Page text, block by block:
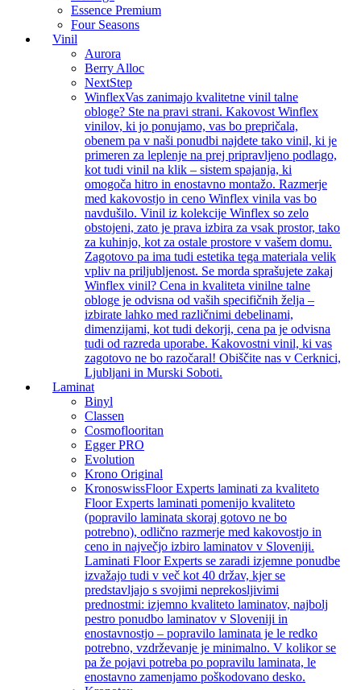
Essence Premium
Four Seasons
Vinil
Aurora
Berry Alloc
NextStep
WinflexVas zanimajo kvalitetne vinil talne
obloge? Ste na pravi strani. Kakovost Winflex
vinilov, ki jo ponujamo, vas bo prepričala,
obenem pa v naši ponudbi najdete tako vinil, ki je
primeren za leplenje na prej pripravljeno podlago,
kot tudi vinil na klik – sistem spajanja, ki
omogoča hitro in enostavno montažo. Razmerje
med kakovostjo in ceno Winflex vinila vas bo
navdušilo. Vinil iz kolekcije Winflex so zelo
obstojeni, zato je prava izbira za vsak prostor, tako
za kuhinjo, kot za ostale prostore v vašem domu.
Zagotovo pa ima tudi estetika tega materiala velik
vpliv na priljubljenost. Se morda sprašujete zakaj
Winflex vinil? Cena in kvaliteta vinilne talne
obloge je odvisna od vaših specifičnih želja –
izbirate lahko med različnimi debelinami,
dimenzijami, kot tudi dekorji, cena pa je odvisna
tudi od razreda uporabe. Kakovostni vinil, ki vas
zagotovo ne bo razočaral! Obiščite nas v Cerknici,
Ljubljani in Murski Soboti.
Laminat
Binyl
Classen
Cosmoflooritan
Egger PRO
Evolution
Krono Original
KronoswissFloor Experts laminati za kvaliteto
Floor Experts laminati pomenijo kvaliteto
(popravilo laminata skoraj gotovo ne bo
potrebno), odlično razmerje med kakovostjo in
ceno in največjo izbiro laminatov v Sloveniji.
Laminati Floor Experts se zaradi izjemne ponudbe
izvažajo tudi v več kot 40 držav, kjer se
predstavljajo s svojimi neprekosljivimi
prednostmi: izjemno kvaliteto laminatov, najbolj
pestro ponudbo laminatov v Sloveniji in
enostavnostjo – popravilo laminata je le redko
potrebno, vzdrževanje je minimalno. V kolikor se
pa že pojavi potreba po popravilu laminata, le
enostavno zamenjamo poškodovano desko.